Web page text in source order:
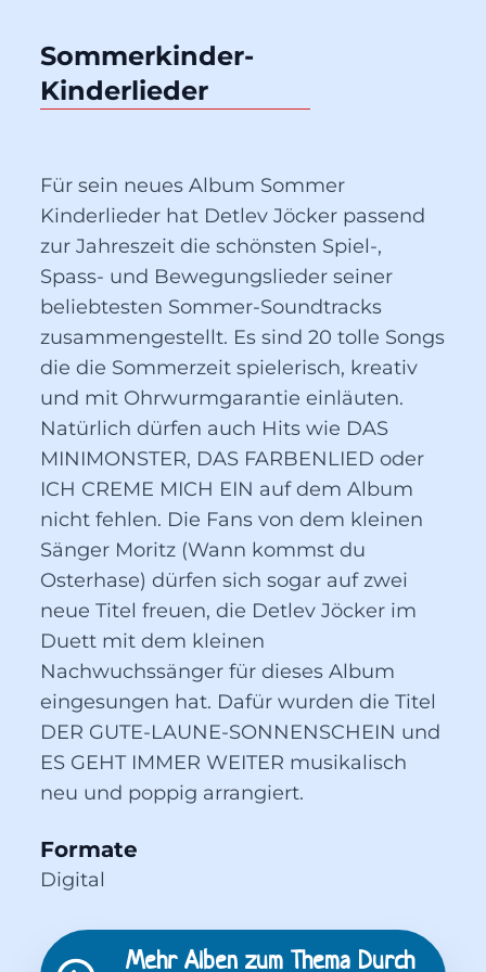
Sommerkinder-
Kinderlieder
Für sein neues Album Sommer
Kinderlieder hat Detlev Jöcker passend
zur Jahreszeit die schönsten Spiel-,
Spass- und Bewegungslieder seiner
beliebtesten Sommer-Soundtracks
zusammengestellt. Es sind 20 tolle Songs
die die Sommerzeit spielerisch, kreativ
und mit Ohrwurmgarantie einläuten.
Natürlich dürfen auch Hits wie DAS
MINIMONSTER, DAS FARBENLIED oder
ICH CREME MICH EIN auf dem Album
nicht fehlen. Die Fans von dem kleinen
Sänger Moritz (Wann kommst du
Osterhase) dürfen sich sogar auf zwei
neue Titel freuen, die Detlev Jöcker im
Duett mit dem kleinen
Nachwuchssänger für dieses Album
eingesungen hat. Dafür wurden die Titel
DER GUTE-LAUNE-SONNENSCHEIN und
ES GEHT IMMER WEITER musikalisch
neu und poppig arrangiert.
Formate
Digital
Mehr Alben zum Thema Durch